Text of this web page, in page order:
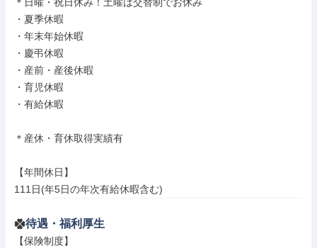
・夏季休暇
・年末年始休暇
・慶弔休暇
・産前・産後休暇
・育児休暇
・有給休暇
＊産休・育休取得実績有
【年間休日】
111日(年5日の年次有給休暇含む)
待遇・福利厚生
【保険制度】